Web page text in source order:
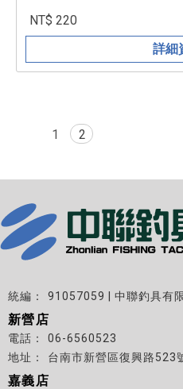
NT$ 220
詳細
1 2
91057059 | 中聯釣具有
新營店
06-6560523
台南市新營區復興路523
嘉義店